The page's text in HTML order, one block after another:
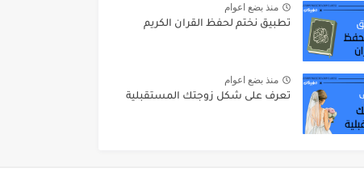
منذ بضع اعوام
تطبيق نختم لحفظ القران الكريم
منذ بضع اعوام
تعرف على شكل زوجتك المستقبلية